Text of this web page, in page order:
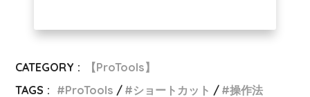
CATEGORY :
【ProTools】
TAGS :
ProTools ショートカット 操作法